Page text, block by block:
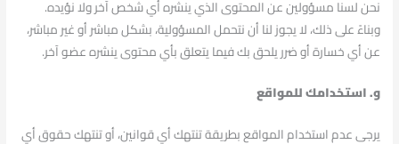
نحن لسنا مسؤولين عن المحتوى الذي ينشره أي شخص آخر ولا نؤيده.
وبناءً على ذلك، لا يجوز لنا أن نتحمل المسؤولية، بشكل مباشر أو غير مباشر،
عن أي خسارة أو ضرر يلحق بك فيما يتعلق بأي محتوى ينشره عضو آخر.
و. استخدامك للمواقع
يرجى عدم استخدام المواقع بطريقة تنتهك أي قوانين، أو تنتهك حقوق أي